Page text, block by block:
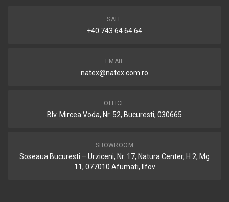
SALE
+40 743 64 64 64
EMAIL
natex@natex.com.ro
OFFICE
Blv. Mircea Voda, Nr. 52, Bucuresti, 030665
SHOWROOM
Soseaua Bucuresti – Urziceni, Nr. 17, Natura Center, H 2, Mg
11, 077010 Afumati, Ilfov